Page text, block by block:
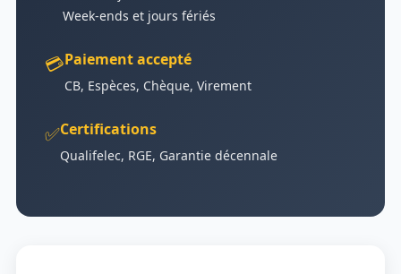
Week-ends et jours fériés
💳Paiement accepté
CB, Espèces, Chèque, Virement
✅Certifications
Qualifelec, RGE, Garantie décennale